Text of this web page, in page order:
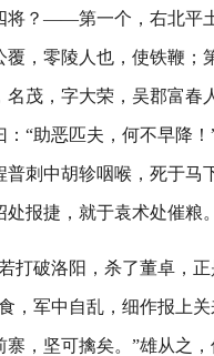
将？——第一个，右北平
，零陵人也，使铁鞭；
茂，字大荣，吴郡富春
“助恶匹夫，何不早降
刺中胡轸咽喉，死于马
报捷，就于袁术处催粮。
打破洛阳，杀了董卓，
，军中自乱，细作报上
，坚可擒矣。”雄从之